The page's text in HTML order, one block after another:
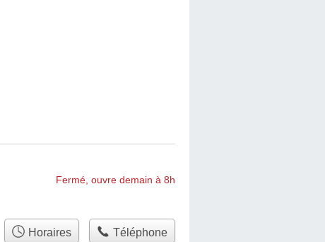
Fermé, ouvre demain à 8h
Horaires Téléphone